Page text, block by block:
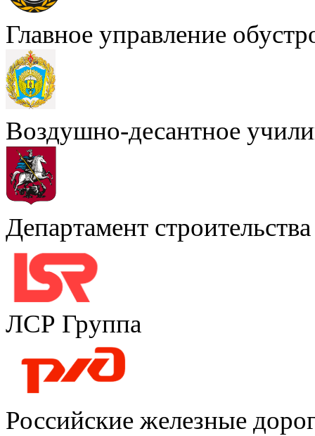
Главное управление
Воздушно-десантное
Департамент
ЛСР Группа
Российские железные